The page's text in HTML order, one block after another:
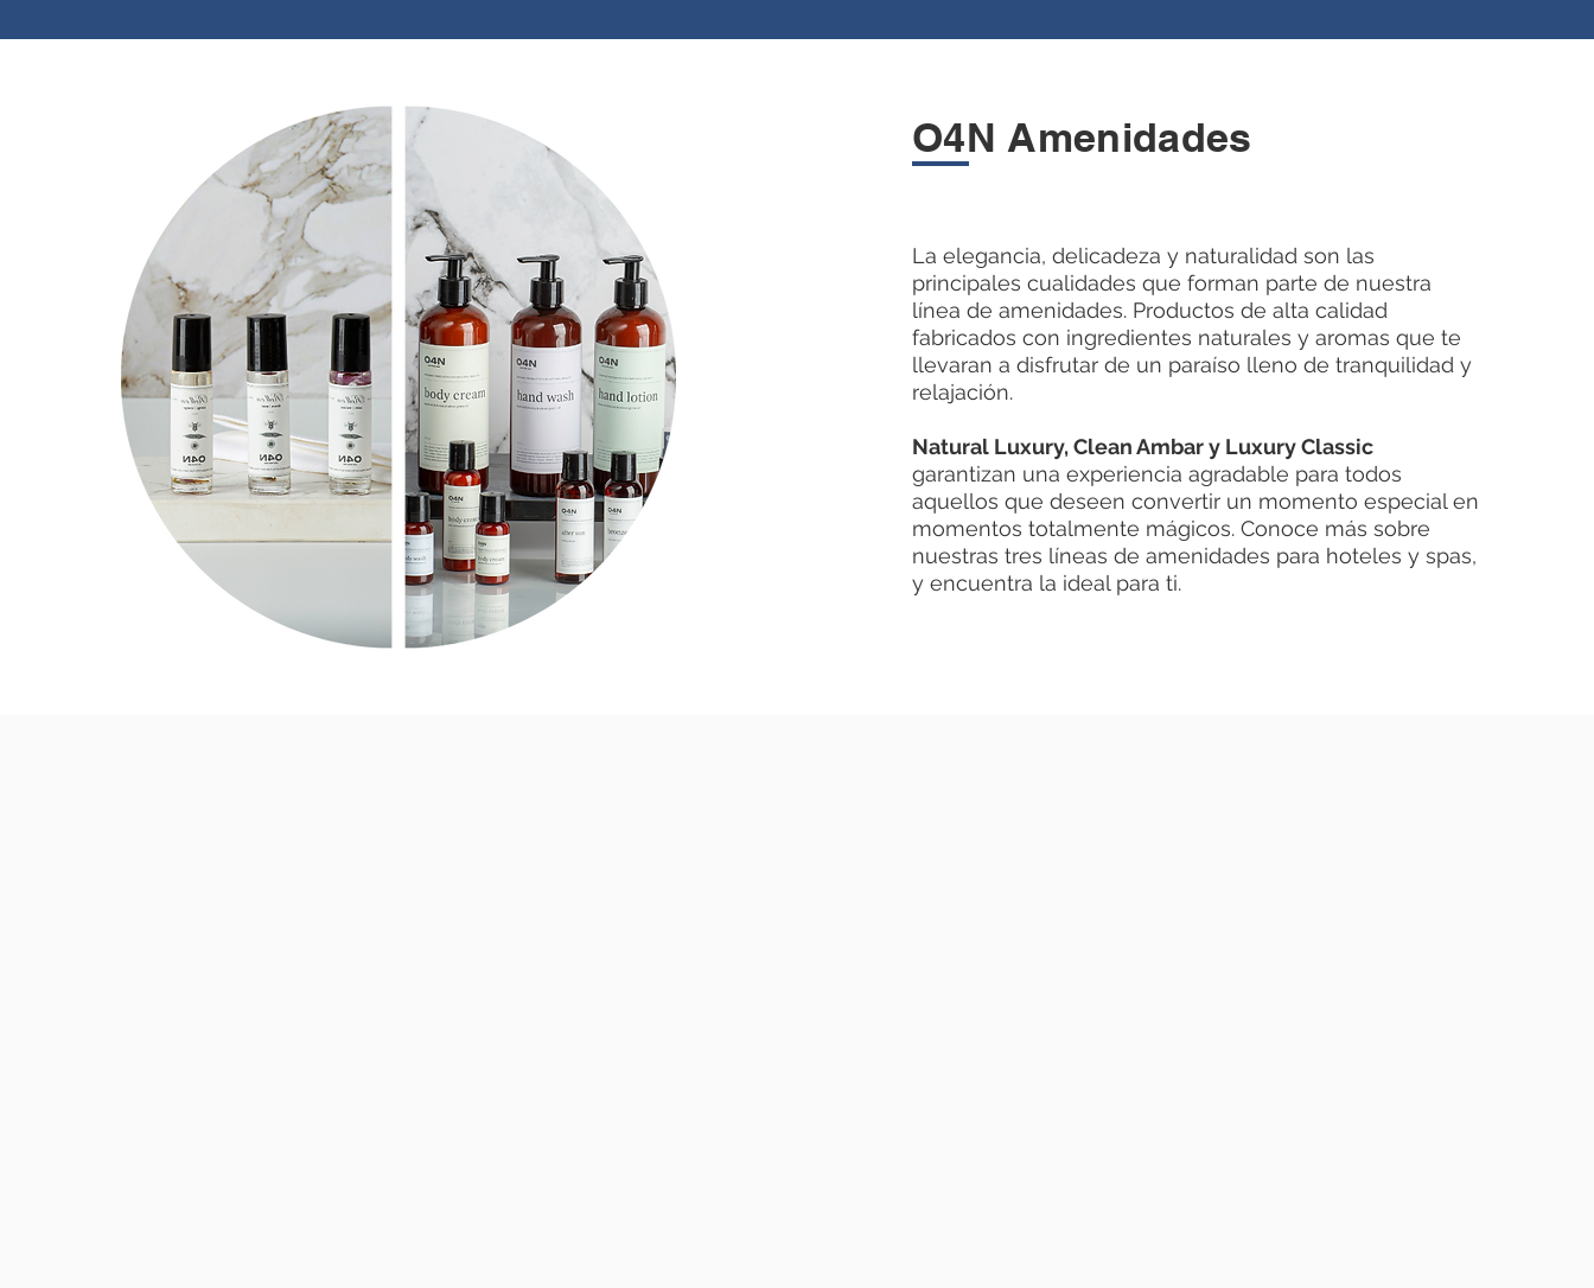
O4N Amenidades
La elegancia, delicadeza y naturalidad son las
principales cualidades que forman parte de nuestra
línea de amenidades. Productos de alta calidad
fabricados con ingredientes naturales y aromas que te
llevaran a disfrutar de un paraíso lleno de tranquilidad y
relajación.
Natural Luxury, Clean Ambar y Luxury Classic
garantizan una experiencia agradable para todos
aquellos que deseen convertir un momento especial en
momentos totalmente mágicos. Conoce más sobre
nuestras tres líneas de amenidades para hoteles y spas,
y encuentra la ideal para ti.